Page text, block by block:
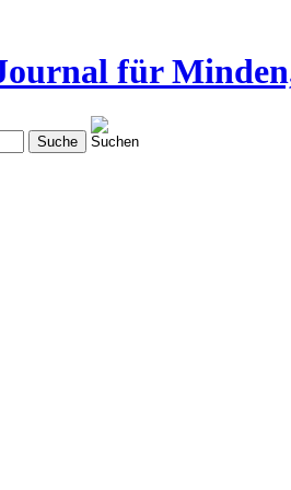
für